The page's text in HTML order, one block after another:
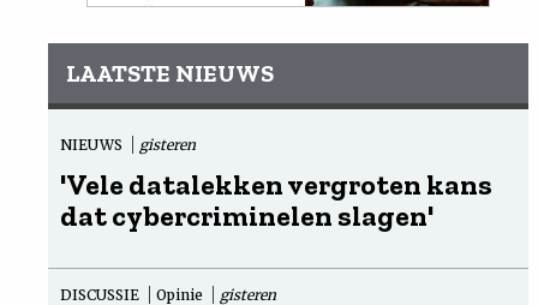
LAATSTE NIEUWS
NIEUWS gisteren
'Vele datalekken vergroten kans
dat cybercriminelen slagen'
DISCUSSIE Opinie gisteren